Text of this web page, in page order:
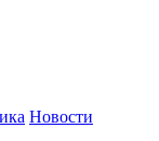
Новости